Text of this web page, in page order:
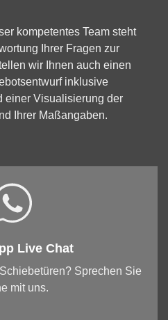
kompetentes Team steht
Ihrer Fragen zur
wir Ihnen auch einen
inklusive
einer Visualisierung der
Ihrer Maßangaben.
Live Chat
Sprechen Sie
mit uns.